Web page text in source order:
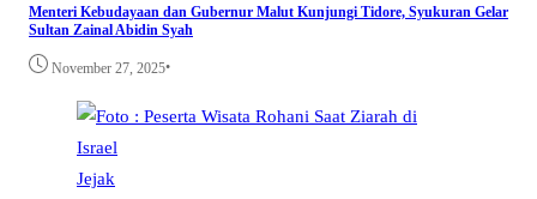
Menteri Kebudayaan dan Gubernur Malut Kunjungi Tidore, Syukuran Gelar
Sultan Zainal Abidin Syah
November 27, 2025•
Jejak